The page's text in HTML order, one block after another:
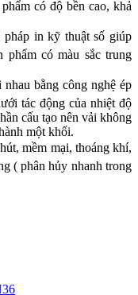
có độ bền cao, khả
in kỹ thuật số giúp
phẩm có màu sắc trung
bằng công nghệ ép
tác động của nhiệt độ
cấu tạo nên vải không
một khối.
mềm mại, thoáng khí,
( phân hủy nhanh trong